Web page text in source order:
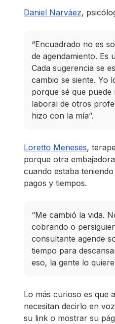
Daniel Narváez,
“Encuadrado no es
de agendamiento. Es
Cada sugerencia se
cambio se siente. Yo
porque sé que puede
laboral de otros
hizo con la mía”.
Loretto Meneses,
porque otra
cuando estaba
pagos y tiempos.
“Me cambió la vida.
cobrando o
consultante agende
tiempo para
eso, la gente lo
Lo más curioso es que
necesitan decirlo en
su link o mostrar su